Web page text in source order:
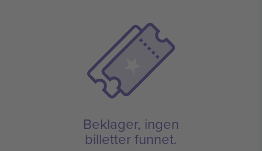
Beklager, ingen
billetter funnet.